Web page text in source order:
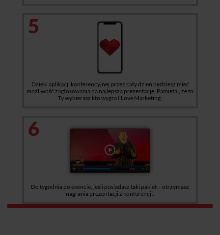
5
Dzięki aplikacji konferencyjnej przez cały dzień będziesz mieć
możliwość zagłosowania na najlepszą prezentację. Pamiętaj, że to
Ty wybierasz kto wygra I Love Marketing.
6
Do tygodnia po evencie, jeśli posiadasz taki pakiet – otrzymasz
nagrania prezentacji z konferencji.